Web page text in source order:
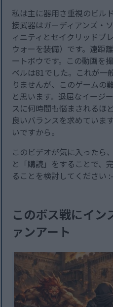
私は主に器用さ重視のビル
接武器はガーディアンズ・
ィニティとセイクリッドブ
ウォーを装備）です。遠距
ートボウです。この動画を
ベルは81でした。これが一
りませんが、このゲームの
と思います。退屈なイージ
スに何時間も悩まされるほ
良いバランスを求めていま
いですから。
このビデオが気に入ったら
と「購読」をすることで、
ることを検討してください
このボス戦にイン
ァンアート